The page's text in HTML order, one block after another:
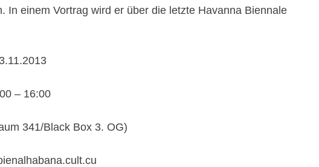
In einem Vortrag wird er über die letzte Havanna Biennale
– 16:00
341/Black Box 3. OG)